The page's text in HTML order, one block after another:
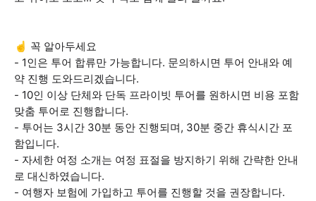
☝️ 꼭 알아두세요
- 1인은 투어 합류만 가능합니다. 문의하시면 투어 안내와 예
약 진행 도와드리겠습니다.
- 10인 이상 단체와 단독 프라이빗 투어를 원하시면 비용 포함
맞춤 투어로 진행합니다.
- 투어는 3시간 30분 동안 진행되며, 30분 중간 휴식시간 포
함입니다.
- 자세한 여정 소개는 여정 표절을 방지하기 위해 간략한 안내
로 대신하였습니다.
- 여행자 보험에 가입하고 투어를 진행할 것을 권장합니다.